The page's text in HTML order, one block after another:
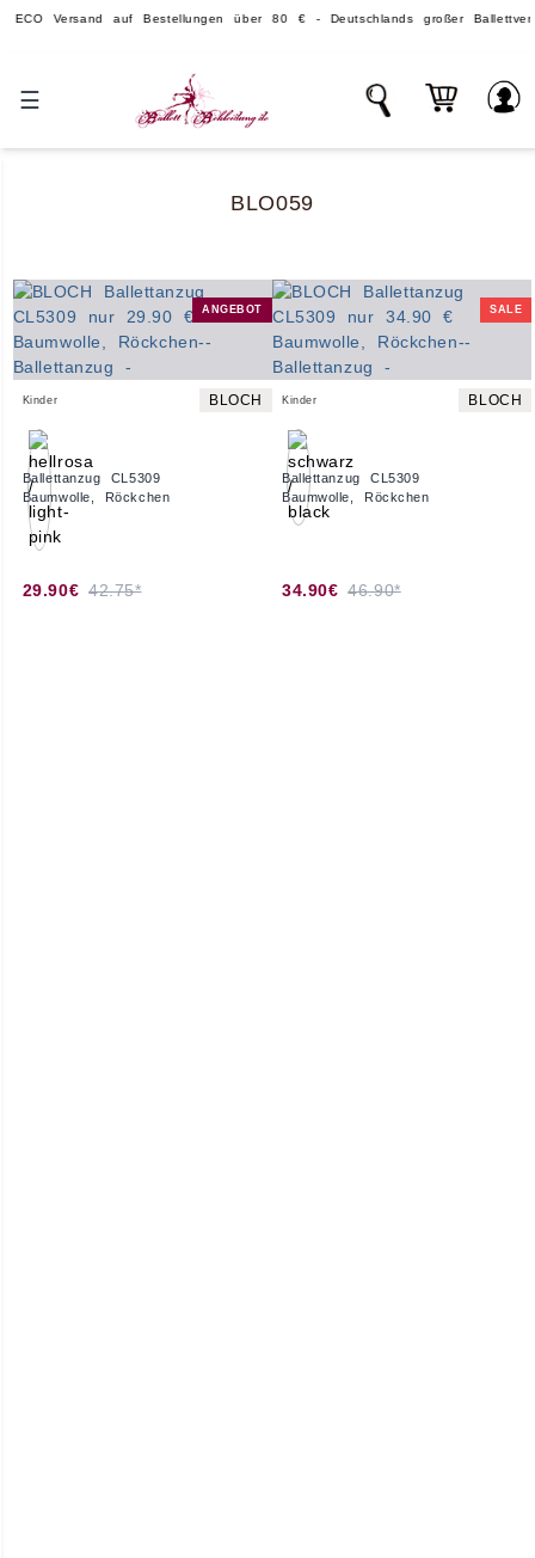
Versand auf Bestellungen über 80 € - Deutschlands großer
☰
BLO059
ANGEBOT
Kinder BLOCH
Ballettanzug CL5309
Baumwolle, Röckchen
29.90€ 42.75*
SALE
Kinder BLOCH
Ballettanzug CL5309
Baumwolle, Röckchen
34.90€ 46.90*